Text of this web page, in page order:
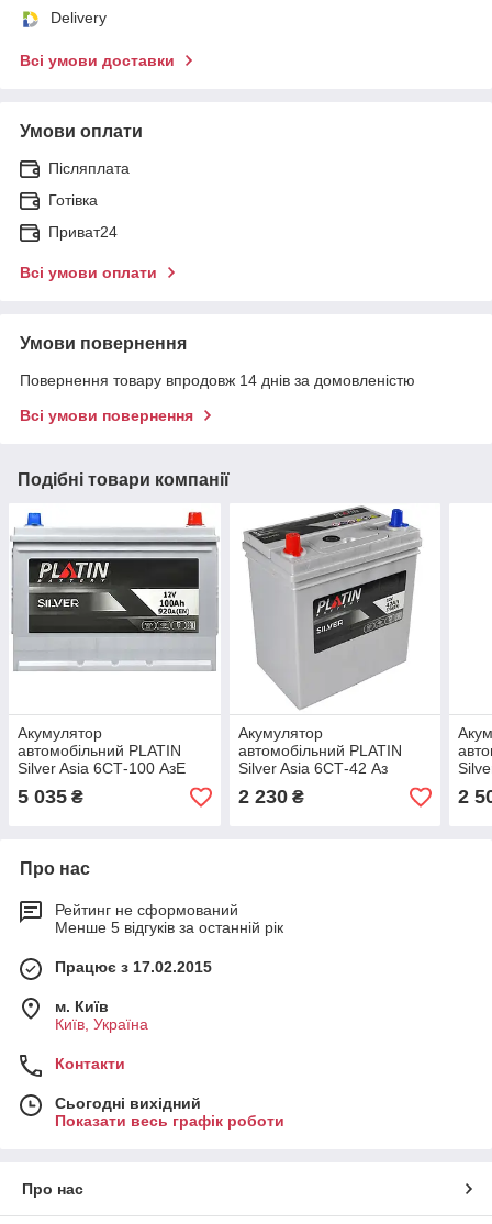
Delivery
Всі умови доставки
Умови оплати
Післяплата
Готівка
Приват24
Всі умови оплати
Умови повернення
Повернення товару впродовж 14 днів за домовленістю
Всі умови повернення
Подібні товари компанії
Акумулятор
автомобільний PLATIN
Silver Asia 6СТ-100 АзE
5 035 ₴
Акумулятор
автомобільний PLATIN
Silver Asia 6СТ-42 Аз
2 230₴ 2
Про нас
Рейтинг не сформований
Менше 5 відгуків за останній рік
Працює з 17.02.2015
м. Київ
Київ, Україна
Контакти
Сьогодні вихідний
Показати весь графік роботи
Про нас